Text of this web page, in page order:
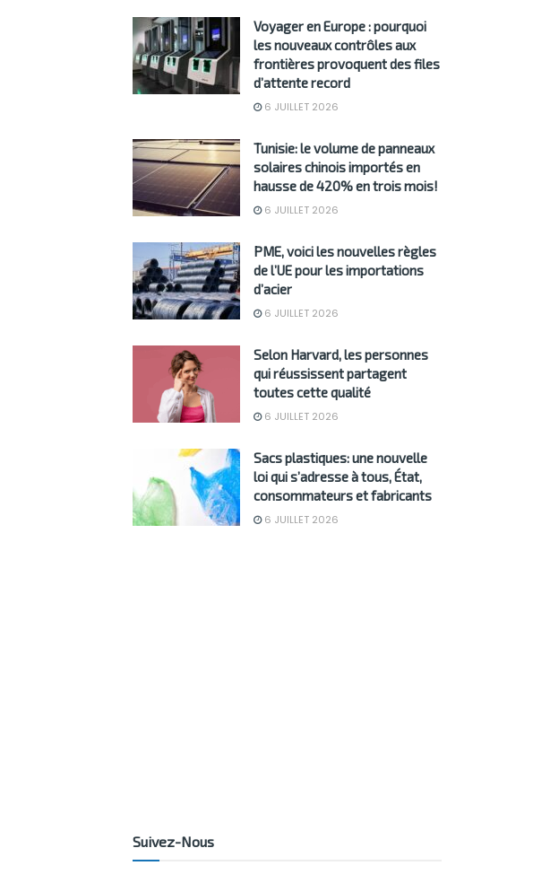
Voyager en Europe : pourquoi
les nouveaux contrôles aux
frontières provoquent des files
d’attente record
6 JUILLET 2026
Tunisie: le volume de panneaux
solaires chinois importés en
hausse de 420% en trois mois!
6 JUILLET 2026
PME, voici les nouvelles règles
de l’UE pour les importations
d’acier
6 JUILLET 2026
Selon Harvard, les personnes
qui réussissent partagent
toutes cette qualité
6 JUILLET 2026
Sacs plastiques: une nouvelle
loi qui s’adresse à tous, État,
consommateurs et fabricants
6 JUILLET 2026
Suivez-Nous